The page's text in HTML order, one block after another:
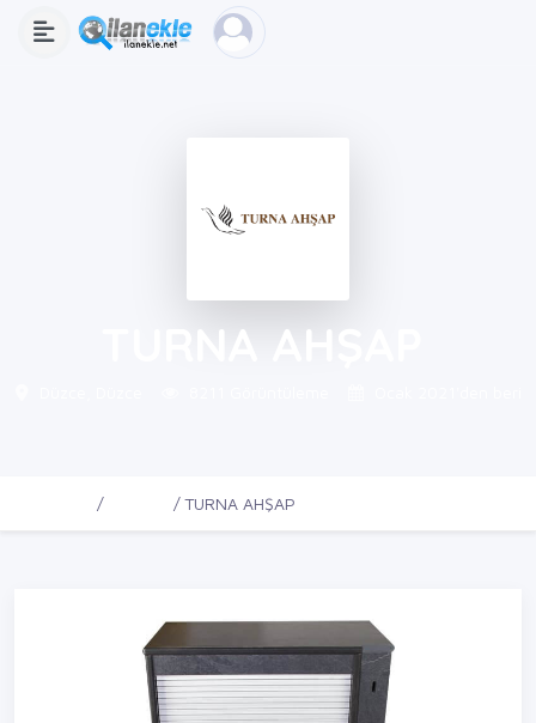
TURNA AHŞAP
TURNA AHŞAP